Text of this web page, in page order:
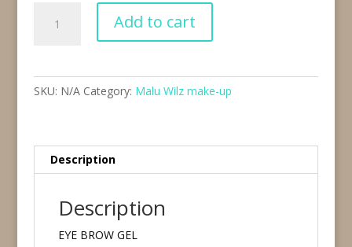
Add to cart
SKU: N/A Category: Malu Wilz make-up
Description
Description
EYE BROW GEL